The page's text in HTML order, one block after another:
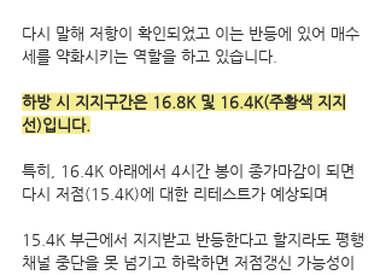
다시 말해 저항이 확인되었고 이는 반등에 있어 매수
세를 약화시키는 역할을 하고 있습니다.
하방 시 지지구간은 16.8K 및 16.4K(주황색 지지
선)입니다.
특히, 16.4K 아래에서 4시간 봉이 종가마감이 되면
다시 저점(15.4K)에 대한 리테스트가 예상되며
15.4K 부근에서 지지받고 반등한다고 할지라도 평행
채널 중단을 못 넘기고 하락하면 저점갱신 가능성이